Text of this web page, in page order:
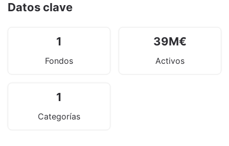
Datos clave
1
Fondos
39M€
Activos
1
Categorías